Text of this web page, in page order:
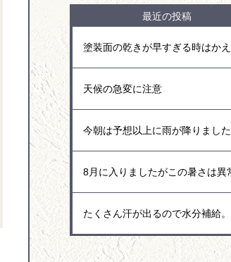
最近の投稿
天候の急変に注意
今朝は予想以上に雨が降りました